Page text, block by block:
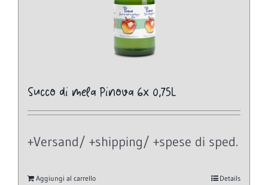
Succo di mela Pinova 6x 0,75L
+Versand/ +shipping/ +spese di sped.
Aggiungi al carrello Details